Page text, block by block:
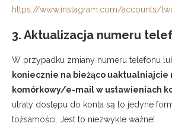
https://www.instagram.com/accounts/
3. Aktualizacja numeru
W przypadku zmiany numeru telefonu
koniecznie na bieżąco uaktualniajcie
komórkowy/e-mail w ustawieniach
utraty dostępu do konta są to jedyne
tożsamości. Jest to niezwykle ważne!